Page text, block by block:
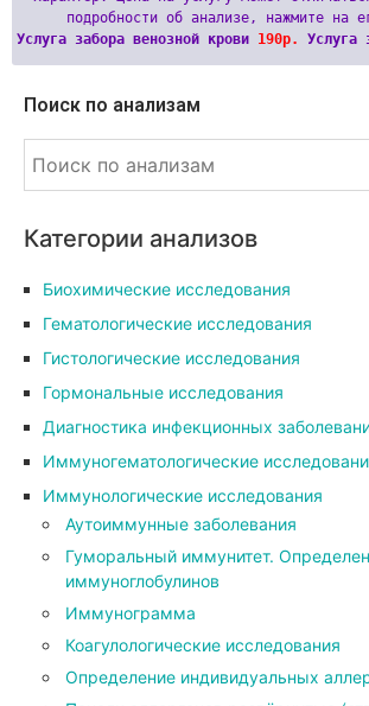
Услуга забора венозной крови 190р. Услуга
Поиск по анализам
Категории анализов
Биохимические исследования
Гематологические исследования
Гистологические исследования
Гормональные исследования
Диагностика инфекционных
Иммуногематологические
Иммунологические исследования
Аутоиммунные заболевания
Гуморальный иммунитет.
иммуноглобулинов
Иммунограмма
Коагулологические исследования
Определение индивидуальных